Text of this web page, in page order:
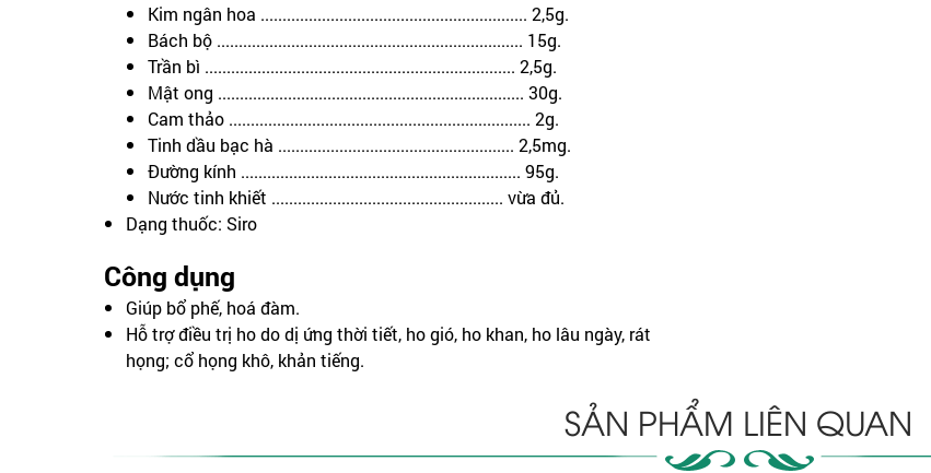
Kim ngân hoa ............................................................. 2,5g.
Bách bộ ...................................................................... 15g.
Trần bì ....................................................................... 2,5g.
Mật ong ...................................................................... 30g.
Cam thảo ..................................................................... 2g.
Tinh dầu bạc hà ...................................................... 2,5mg.
Đường kính ................................................................ 95g.
Nước tinh khiết ..................................................... vừa đủ.
Dạng thuốc: Siro
Công dụng
Giúp bổ phế, hoá đàm.
Hỗ trợ điều trị ho do dị ứng thời tiết, ho gió, ho khan, ho lâu ngày, rát
họng; cổ họng khô, khản tiếng.
SẢN PHẨM LIÊN QUAN